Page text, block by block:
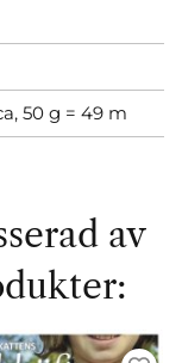
50 g = 49 m
av